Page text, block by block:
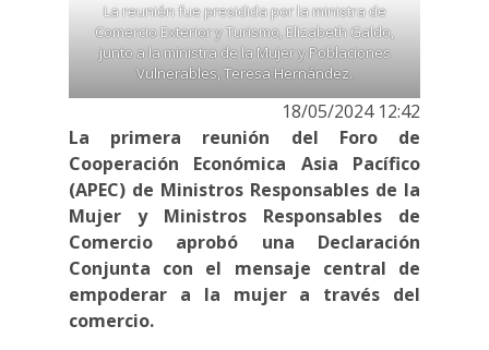
La reunión fue presidida por la ministra de
Comercio Exterior y Turismo, Elizabeth Galdo,
junto a la ministra de la Mujer y Poblaciones
Vulnerables, Teresa Hernández.
18/05/2024 12:42
La primera reunión del Foro de
Cooperación Económica Asia Pacífico
(APEC) de Ministros Responsables de la
Mujer y Ministros Responsables de
Comercio aprobó una Declaración
Conjunta con el mensaje central de
empoderar a la mujer a través del
comercio.